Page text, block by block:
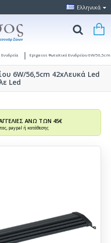
Ελληνικά
Epigasos Φωτιστικό Ενυδρείου 6W/
6W/56,5cm 42xΛευκά Led
Led
ΑΝΩ ΤΩΝ 45€
paypal ή κατάθεσης